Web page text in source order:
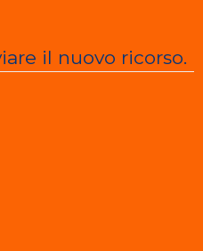
il nuovo ricorso.